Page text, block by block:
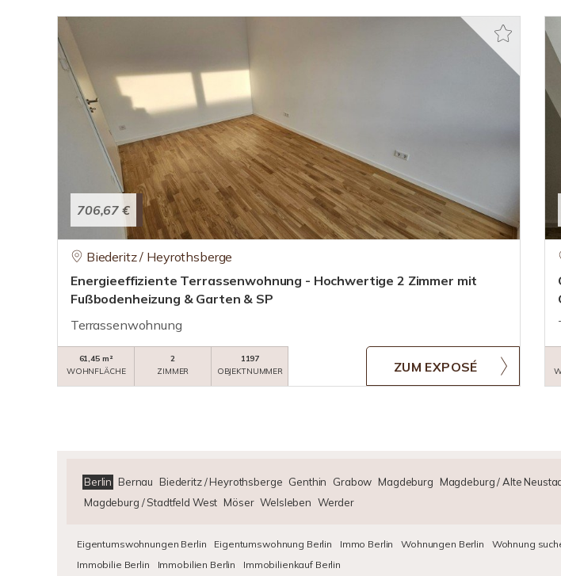
706,67 €
Biederitz / Heyrothsberge
Energieeffiziente Terrassenwohnung - Hochwertige 2 Zimmer mit
Fußbodenheizung & Garten & SP
Terrassenwohnung
61,45 m²
WOHNFLÄCHE
2
ZIMMER
1197
OBJEKTNUMMER
ZUM EXPOSÉ
Berlin Bernau Biederitz / Heyrothsberge Genthin Grabow Magdeburg Magdeburg / Alte
Magdeburg / Stadtfeld West Möser Welsleben Werder
Eigentumswohnungen Berlin Eigentumswohnung Berlin Immo Berlin Wohnungen Berlin Wohnung
Immobilie Berlin
Immobilien Berlin Immobilienkauf Berlin